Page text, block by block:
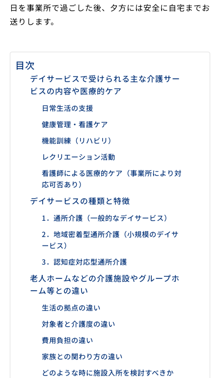
日を事業所で過ごした後、夕方には安全に自宅までお
送りします。
目次
デイサービスで受けられる主な介護サー
ビスの内容や医療的ケア
日常生活の支援
健康管理・看護ケア
機能訓練（リハビリ）
レクリエーション活動
看護師による医療的ケア（事業所により対
応可否あり）
デイサービスの種類と特徴
1．通所介護（一般的なデイサービス）
2．地域密着型通所介護（小規模のデイサ
ービス）
3．認知症対応型通所介護
老人ホームなどの介護施設やグループホ
ーム等との違い
生活の拠点の違い
対象者と介護度の違い
費用負担の違い
家族との関わり方の違い
どのような時に施設入所を検討すべきか